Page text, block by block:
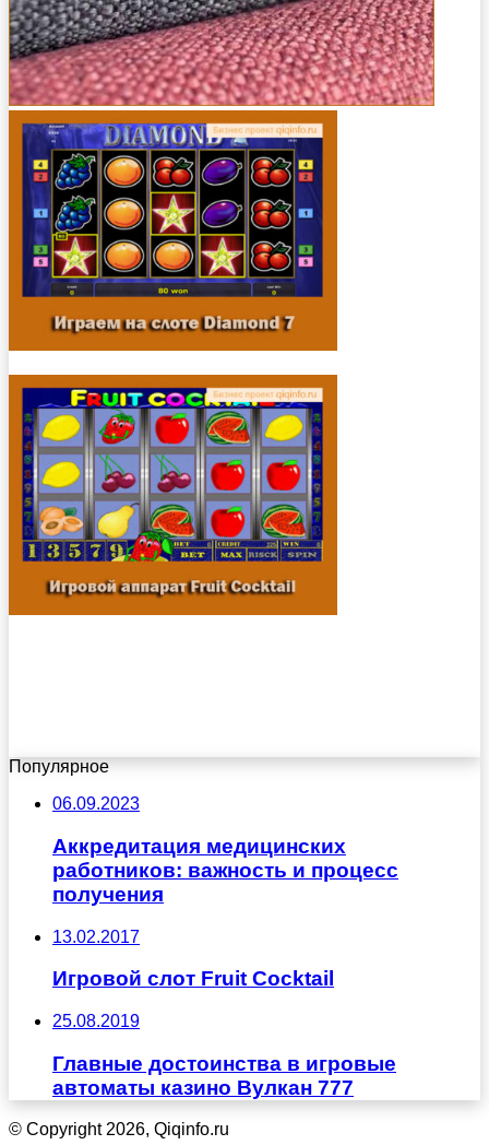
Популярное
06.09.2023
Аккредитация медицинских
работников: важность и процесс
получения
13.02.2017
Игровой слот Fruit Cocktail
25.08.2019
Главные достоинства в игровые
автоматы казино Вулкан 777
© Copyright 2026, Qiqinfo.ru